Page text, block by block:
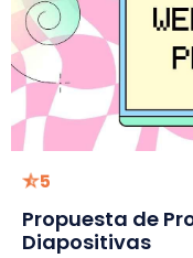
5
Propuesta de
Diapositivas